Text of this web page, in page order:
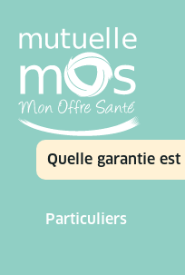
Quelle garantie
Particuliers